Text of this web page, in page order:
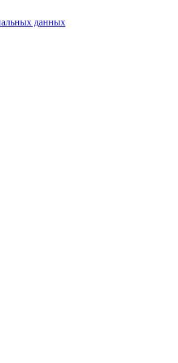
данных